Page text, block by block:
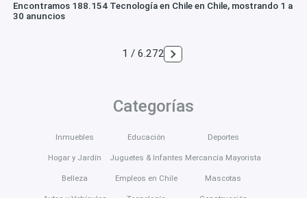
Encontramos 188.154 Tecnología en Chile en Chile, mostrando 1 a
30 anuncios
1 / 6.272
Categorías
Inmuebles
Hogar y Jardín
Belleza
Educación
Juguetes & Infantes
Empleos en Chile
Deportes
Mercancía Mayorista
Mascotas